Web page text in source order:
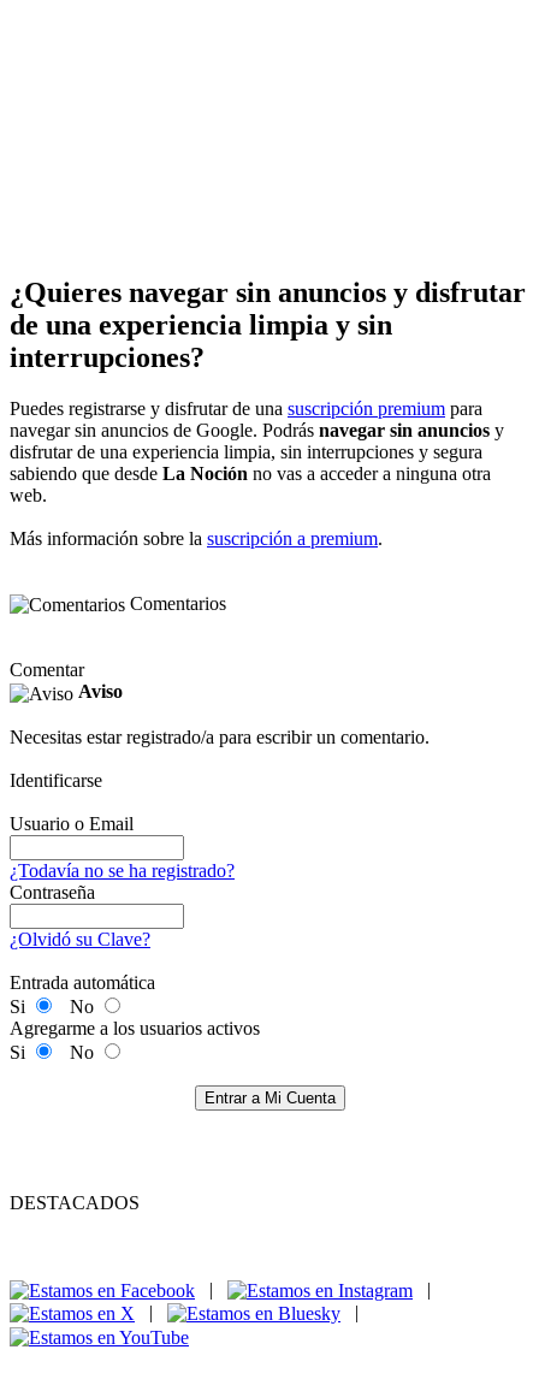
¿Quieres navegar sin anuncios y disfrutar
de una experiencia limpia y sin
interrupciones?
Puedes registrarse y disfrutar de una suscripción premium para
navegar sin anuncios de Google. Podrás navegar sin anuncios y
disfrutar de una experiencia limpia, sin interrupciones y segura
sabiendo que desde La Noción no vas a acceder a ninguna otra
web.
Más información sobre la suscripción a premium.
Comentarios
Comentar
Aviso
Necesitas estar registrado/a para escribir un comentario.
Identificarse
Usuario o Email
¿Todavía no se ha registrado?
Contraseña
¿Olvidó su Clave?
Entrada automática
Si
No
Agregarme a los usuarios activos
Si
No
Entrar a Mi Cuenta
DESTACADOS
|
|
|
|